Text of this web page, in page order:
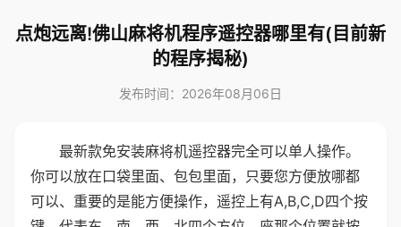
点炮远离!佛山麻将机程序遥控器哪里有(目前新
的程序揭秘)
发布时间：2026年08月06日
最新款免安装麻将机遥控器完全可以单人操作。
你可以放在口袋里面、包包里面，只要您方便放哪都
可以、重要的是能方便操作，遥控上有A,B,C,D四个按